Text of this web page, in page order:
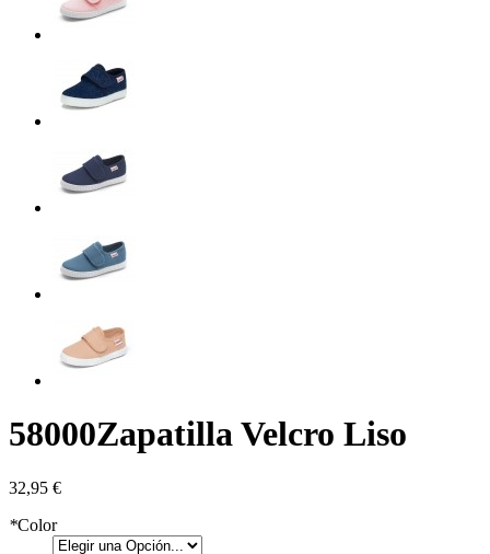
58000Zapatilla Velcro Liso
32,95 €
*Color